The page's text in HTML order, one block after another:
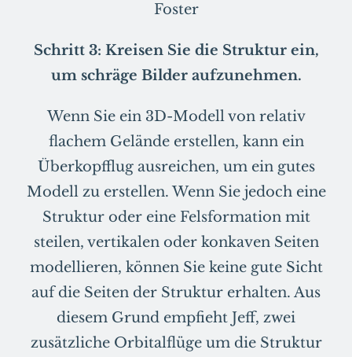
Foster
Schritt 3: Kreisen Sie die Struktur ein,
um schräge Bilder aufzunehmen.
Wenn Sie ein 3D-Modell von relativ
flachem Gelände erstellen, kann ein
Überkopfflug ausreichen, um ein gutes
Modell zu erstellen. Wenn Sie jedoch eine
Struktur oder eine Felsformation mit
steilen, vertikalen oder konkaven Seiten
modellieren, können Sie keine gute Sicht
auf die Seiten der Struktur erhalten. Aus
diesem Grund empfieht Jeff, zwei
zusätzliche Orbitalflüge um die Struktur